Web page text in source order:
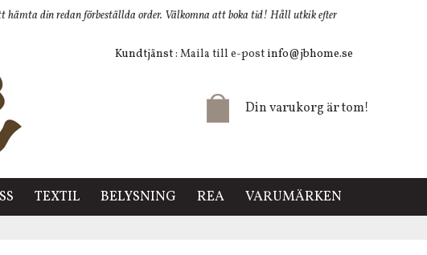
din redan förbeställda order. Välkomna att boka tid! Håll utkik efter
Kundtjänst: Maila till e-post info@jbhome.se
Din varukorg är tom!
TEXTIL BELYSNING REA VARUMÄRKEN